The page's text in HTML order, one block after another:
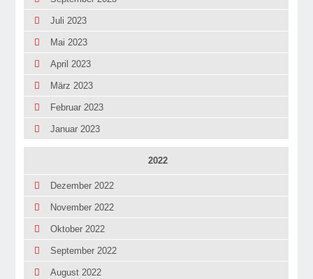
Juli 2023
Mai 2023
April 2023
März 2023
Februar 2023
Januar 2023
2022
Dezember 2022
November 2022
Oktober 2022
September 2022
August 2022